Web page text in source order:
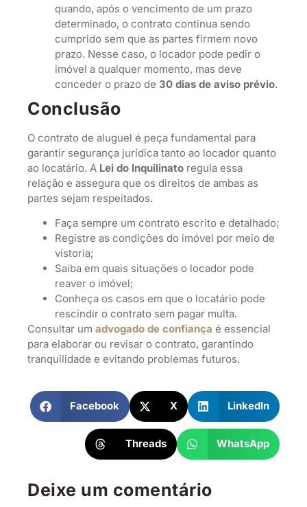
quando, após o vencimento de um prazo
determinado, o contrato continua sendo
cumprido sem que as partes firmem novo
prazo. Nesse caso, o locador pode pedir o
imóvel a qualquer momento, mas deve
conceder o prazo de 30 dias de aviso prévio.
Conclusão
O contrato de aluguel é peça fundamental para
garantir segurança jurídica tanto ao locador quanto
ao locatário. A Lei do Inquilinato regula essa
relação e assegura que os direitos de ambas as
partes sejam respeitados.
Faça sempre um contrato escrito e detalhado;
Registre as condições do imóvel por meio de
vistoria;
Saiba em quais situações o locador pode
reaver o imóvel;
Conheça os casos em que o locatário pode
rescindir o contrato sem pagar multa.
Consultar um advogado de confiança é essencial
para elaborar ou revisar o contrato, garantindo
tranquilidade e evitando problemas futuros.
Facebook X LinkedIn
Threads WhatsApp
Deixe um comentário